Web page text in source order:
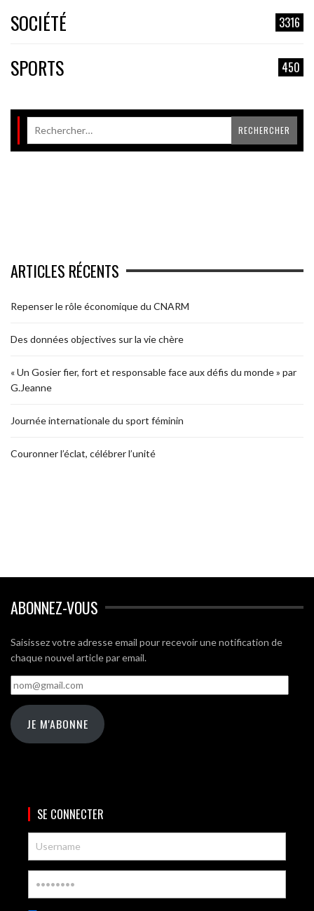
SOCIÉTÉ 3316
SPORTS 450
ARTICLES RÉCENTS
Repenser le rôle économique du CNARM
Des données objectives sur la vie chère
« Un Gosier fier, fort et responsable face aux défis du monde » par
G.Jeanne
Journée internationale du sport féminin
Couronner l’éclat, célébrer l’unité
ABONNEZ-VOUS
Saisissez votre adresse email pour recevoir une notification de
chaque nouvel article par email.
nom@gmail.com
JE M'ABONNE
SE CONNECTER